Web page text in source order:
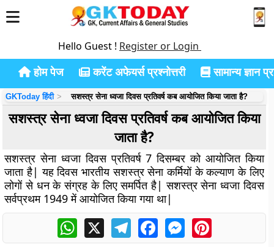
Hello Guest ! Register or Login
होम पेज करेंट अफेयर्स प्रश्नोत्तरी सामान्य ज्ञान
GKToday हिंदी सशस्त्र सेना ध्वजा दिवस प्रतिवर्ष कब आयोजित किया जाता है?
सशस्त्र सेना ध्वजा दिवस प्रतिवर्ष कब आयोजित किया
जाता है?
सशस्त्र सेना ध्वजा दिवस प्रतिवर्ष 7 दिसम्बर को आयोजित किया
जाता है| यह दिवस भारतीय सशस्त्र सेना कर्मियों के कल्याण के लिए
लोगों से धन के संग्रह के लिए समर्पित है| सशस्त्र सेना ध्वजा दिवस
सर्वप्रथम 1949 में आयोजित किया गया था|
WhatsApp
X TelegramFacebookMessengerPinterest